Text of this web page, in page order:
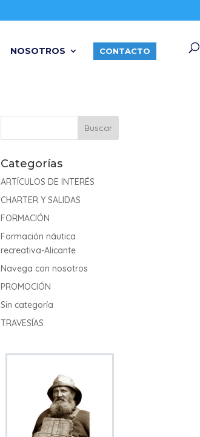
NOSOTROS CONTACTO
Categorías
ARTÍCULOS DE INTERÉS
CHARTER Y SALIDAS
FORMACIÓN
Formación náutica
recreativa-Alicante
Navega con nosotros
PROMOCIÓN
Sin categoría
TRAVESÍAS